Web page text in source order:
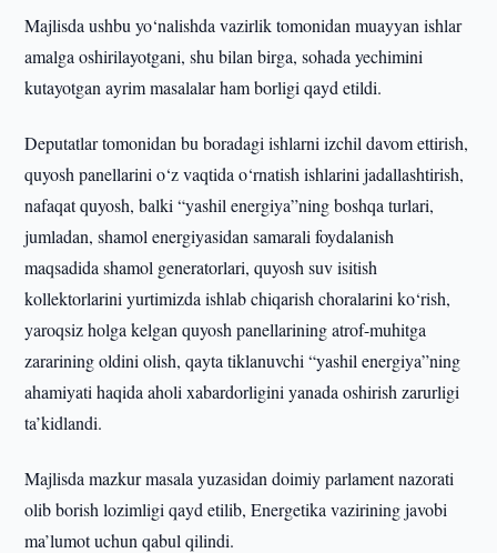
Majlisda ushbu yo‘nalishda vazirlik tomonidan muayyan ishlar
amalga oshirilayotgani, shu bilan birga, sohada yechimini
kutayotgan ayrim masalalar ham borligi qayd etildi.
Deputatlar tomonidan bu boradagi ishlarni izchil davom ettirish,
quyosh panellarini o‘z vaqtida o‘rnatish ishlarini jadallashtirish,
nafaqat quyosh, balki “yashil energiya”ning boshqa turlari,
jumladan, shamol energiyasidan samarali foydalanish
maqsadida shamol generatorlari, quyosh suv isitish
kollektorlarini yurtimizda ishlab chiqarish choralarini ko‘rish,
yaroqsiz holga kelgan quyosh panellarining atrof-muhitga
zararining oldini olish, qayta tiklanuvchi “yashil energiya”ning
ahamiyati haqida aholi xabardorligini yanada oshirish zarurligi
ta’kidlandi.
Majlisda mazkur masala yuzasidan doimiy parlament nazorati
olib borish lozimligi qayd etilib, Energetika vazirining javobi
ma’lumot uchun qabul qilindi.